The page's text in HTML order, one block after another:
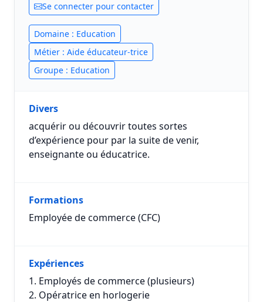
Se connecter pour contacter
Domaine : Education
Métier : Aide éducateur-trice
Groupe : Education
Divers
acquérir ou découvrir toutes sortes
d’expérience pour par la suite de venir,
enseignante ou éducatrice.
Formations
Employée de commerce (CFC)
Expériences
1. Employés de commerce (plusieurs)
2. Opératrice en horlogerie